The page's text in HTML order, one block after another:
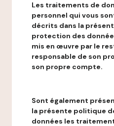
Les traitements de
personnel qui vous
décrits dans la
protection des
mis en œuvre par le
responsable de son
son propre compte.
Sont également
la présente politique
données les